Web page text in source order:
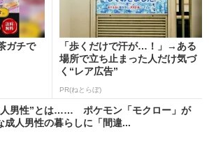
ガチで
「歩くだけで汗が…！」→ある
場所で立ち止まった人だけ気づ
く“レア広告”
PR(ねとらぼ)
人男性”とは…… ポケモン「モクロー」が
成人男性の暮らしに「間違...